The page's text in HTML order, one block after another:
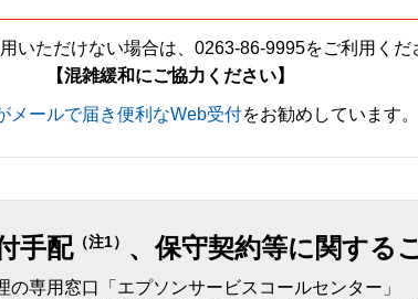
いただけない場合は、 0263-86-9995をご利用くだ
【混雑緩和にご協力ください】
メールで届き便利なWeb受付をお勧めしています。
手配 （注1） 、保守契約等に関する
の専用窓口「エプソンサービスコールセンター」